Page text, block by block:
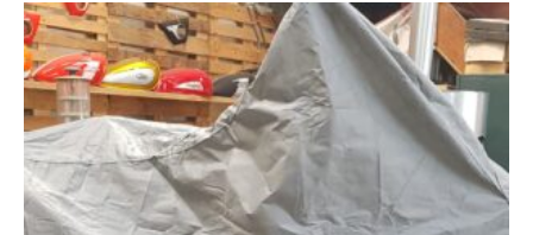
Prijsklasse:
€22.50
tot
€27.50
Dit
product
heeft
meerdere
variaties.
Deze
gekozen